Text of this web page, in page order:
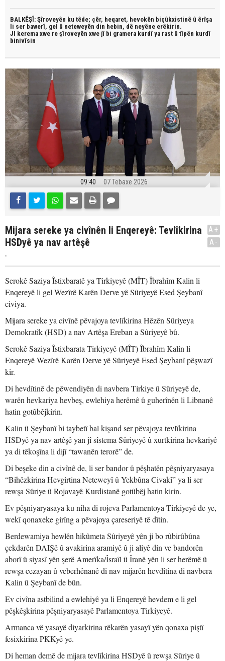
BALKÊŞÎ: Şîroveyên ku têde; çêr, heqaret, hevokên biçûkxistinê û êrîşa
li ser bawerî, gel û neteweyên din hebin, dê neyêne erêkirin.
JI kerema xwe re şîroveyên xwe jî bi gramera kurdî ya rast û tîpên kurdî
binivîsin
09:40 07 Tebaxe 2026
Mijara sereke ya civînên li Enqereyê: Tevlîkirina
HSDyê ya nav artêşê
.
A+
A-
Serokê Saziya Îstixbaratê ya Tirkiyeyê (MÎT) Îbrahîm Kalin li
Enqereyê li gel Wezîrê Karên Derve yê Sûriyeyê Esed Şeybanî
civiya.
Mijara sereke ya civînê pêvajoya tevlîkirina Hêzên Sûriyeya
Demokratîk (HSD) a nav Artêşa Ereban a Sûriyeyê bû.
Serokê Saziya Îstixbarata Tirkiyeyê (MÎT) Îbrahîm Kalin li
Enqereyê Wezîrê Karên Derve yê Sûriyeyê Esed Şeybanî pêşwazî
kir.
Di hevdîtinê de pêwendiyên di navbera Tirkiye û Sûriyeyê de,
warên hevkariya hevbeş, ewlehiya herêmê û guherînên li Libnanê
hatin gotûbêjkirin.
Kalin û Şeybanî bi taybetî bal kişand ser pêvajoya tevlîkirina
HSDyê ya nav artêşê yan jî sîstema Sûriyeyê û xurtkirina hevkariyê
ya di têkoşîna li dijî “tawanên terorê” de.
Di beşeke din a civînê de, li ser bandor û pêşhatên pêşniyaryasaya
“Bihêzkirina Hevgirtina Neteweyî û Yekbûna Civakî” ya li ser
rewşa Sûriye û Rojavayê Kurdistanê gotûbêj hatin kirin.
Ev pêşniyaryasaya ku niha di rojeva Parlamentoya Tirkiyeyê de ye,
wekî qonaxeke girîng a pêvajoya çareseriyê tê dîtin.
Berdewamiya hewlên hikûmeta Sûriyeyê yên ji bo rûbirûbûna
çekdarên DAIŞê û avakirina aramiyê û ji aliyê din ve bandorên
aborî û siyasî yên şerê Amerîka/Îsraîl û Îranê yên li ser herêmê û
rewşa cezayan û veberhênanê di nav mijarên hevdîtina di navbera
Kalin û Şeybanî de bûn.
Ev civîna astbilind a ewlehiyê ya li Enqereyê hevdem e li gel
pêşkêşkirina pêşniyaryasayê Parlamentoya Tirkiyeyê.
Armanca vê yasayê diyarkirina rêkarên yasayî yên qonaxa piştî
fesixkirina PKKyê ye.
Di heman demê de mijara tevlîkirina HSDyê û rewşa Sûriye û